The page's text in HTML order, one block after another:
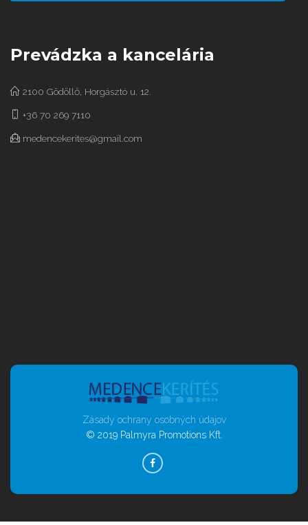
Prevádzka a kancelária
2100 Gödöllő, Horgásztó u. 12.
+36 70 269 7110
medencekerites@gmail.com
Zásady ochrany osobných údajov
© 2019 Palmyra Promotions Kft.